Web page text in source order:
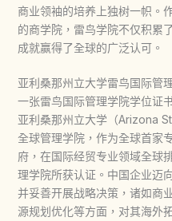
商业领袖的培养上独树一帜。
的商学院，雷鸟学院不仅积累
成就赢得了全球的广泛认可。
亚利桑那州立大学雷鸟国际管
一张雷鸟国际管理学院学位证
亚利桑那州立大学（Arizona
全球管理学院，作为全球首家
府，在国际经贸专业领域全球
理学院所获认证。中国企业迈
并妥善开展战略决策，诸如商
源规划优化等方面，对其海外